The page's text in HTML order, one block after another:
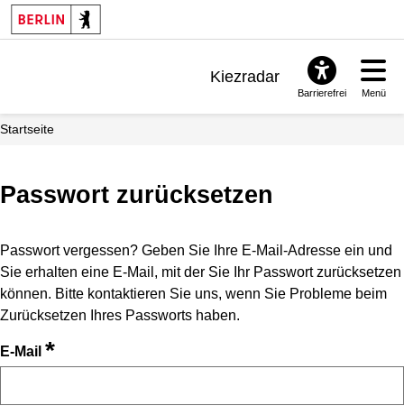
Kiezradar
Barrierefrei Menü
Startseite
Passwort zurücksetzen
Passwort vergessen? Geben Sie Ihre E-Mail-Adresse ein und
Sie erhalten eine E-Mail, mit der Sie Ihr Passwort zurücksetzen
können. Bitte kontaktieren Sie uns, wenn Sie Probleme beim
Zurücksetzen Ihres Passworts haben.
E-Mail *